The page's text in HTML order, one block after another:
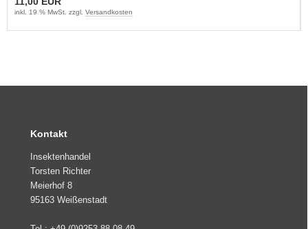
inkl. 19 % MwSt. zzgl. Versandkosten
Kontakt
Insektenhandel
Torsten Richter
Meierhof 8
95163 Weißenstadt